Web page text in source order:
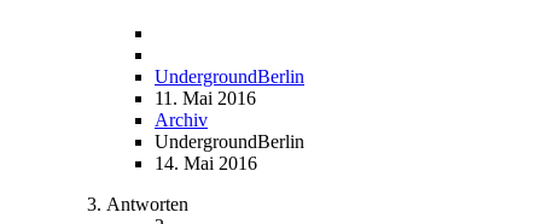
UndergroundBerlin
11. Mai 2016
Archiv
UndergroundBerlin
14. Mai 2016
Antworten